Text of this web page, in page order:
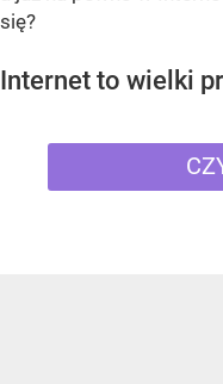
się?
Internet to wielki